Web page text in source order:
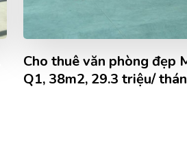
Cho thuê văn phòng đẹp
Q1, 38m2, 29.3 triệu/